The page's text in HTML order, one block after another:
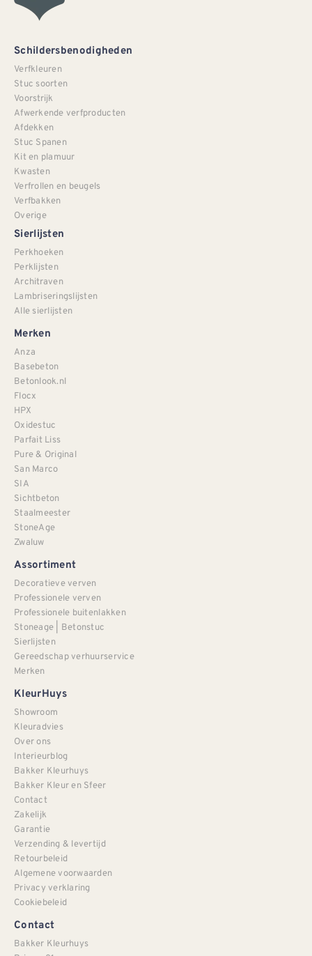
Schildersbenodigheden
Verfkleuren
Stuc soorten
Voorstrijk
Afwerkende verfproducten
Afdekken
Stuc Spanen
Kit en plamuur
Kwasten
Verfrollen en beugels
Verfbakken
Overige
Sierlijsten
Perkhoeken
Perklijsten
Architraven
Lambriseringslijsten
Alle sierlijsten
Merken
Anza
Basebeton
Betonlook.nl
Flocx
HPX
Oxidestuc
Parfait Liss
Pure & Original
San Marco
SIA
Sichtbeton
Staalmeester
StoneAge
Zwaluw
Assortiment
Decoratieve verven
Professionele verven
Professionele buitenlakken
Stoneage | Betonstuc
Sierlijsten
Gereedschap verhuurservice
Merken
KleurHuys
Showroom
Kleuradvies
Over ons
Interieurblog
Bakker Kleurhuys
Bakker Kleur en Sfeer
Contact
Zakelijk
Garantie
Verzending & levertijd
Retourbeleid
Algemene voorwaarden
Privacy verklaring
Cookiebeleid
Contact
Bakker Kleurhuys